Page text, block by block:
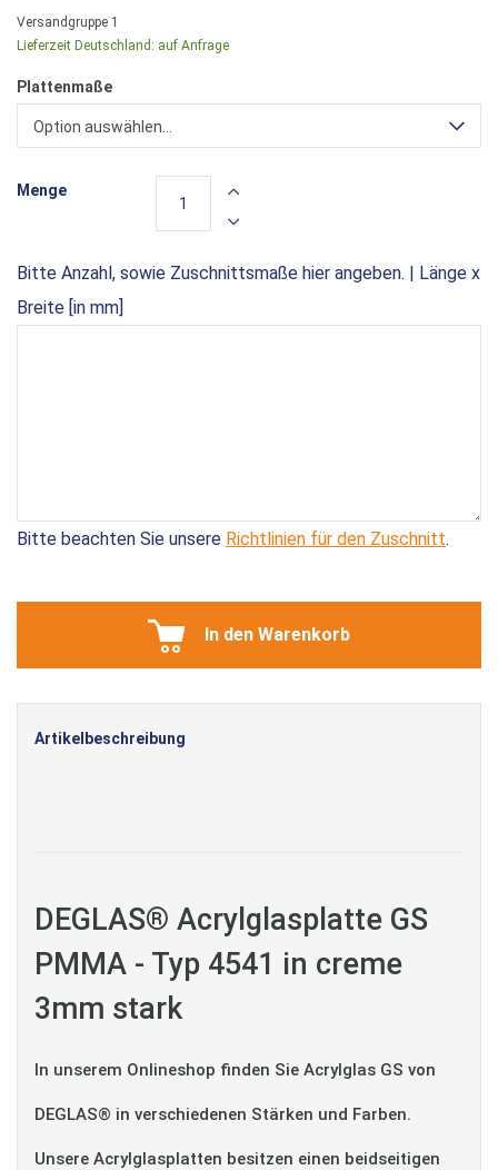
Versandgruppe 1
Lieferzeit Deutschland: auf Anfrage
Plattenmaße
Option auswählen...
Bitte Anzahl, sowie Zuschnittsmaße hier angeben. | Länge x
Breite [in mm]
Bitte beachten Sie unsere Richtlinien für den Zuschnitt.
Menge
In den Warenkorb
Artikelbeschreibung
DEGLAS® Acrylglasplatte GS
PMMA - Typ 4541 in creme
3mm stark
In unserem Onlineshop finden Sie Acrylglas GS von
DEGLAS® in verschiedenen Stärken und Farben.
Unsere Acrylglasplatten besitzen einen beidseitigen